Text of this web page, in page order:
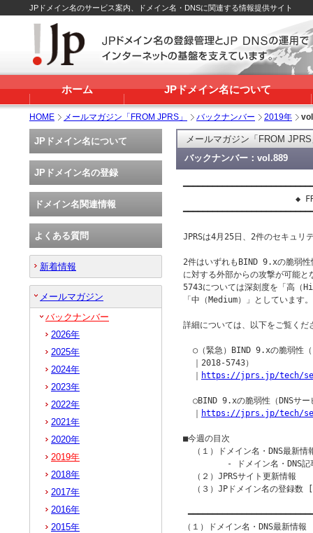
JPドメイン名のサービス案内、ドメイン名・DNSに関連する情報提供サイト
ホーム JPドメイン名について
HOME メールマガジン「FROM JPRS」 バックナンバー 2019年
メールマガジン「FROM
バックナンバー：vol.889
◆
JPRSは4月25日、2件のセキュリ
2件はいずれもBIND 9.xの脆弱性
に対する外部からの攻撃が可能
5743については深刻度を「高（
「中（Medium）」としています。
詳細については、以下をご覧くだ
○（緊急）BIND 9.xの脆弱性
  ｜2018-5743）
https://jprs.jp/tech/
○BIND 9.xの脆弱性（DNSサー
https://jprs.jp/tech/
■今週の目次
（１）ドメイン名・DNS最新情
- ドメイン名・DNS記
  （２）JPRSサイト更新情報
（３）JPドメイン名の登録数
（１）ドメイン名・DNS最新情報
JPドメイン名について
JPドメイン名の登録
ドメイン名関連情報
よくある質問
新着情報
メールマガジン
バックナンバー
2026年
2025年
2024年
2023年
2022年
2021年
2020年
2019年
2018年
2017年
2016年
2015年